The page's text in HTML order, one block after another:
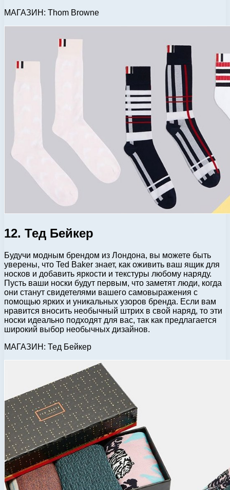
МАГАЗИН: Thom Browne
12. Тед Бейкер
Будучи модным брендом из Лондона, вы можете быть
уверены, что Ted Baker знает, как оживить ваш ящик для
носков и добавить яркости и текстуры любому наряду.
Пусть ваши носки будут первым, что заметят люди, когда
они станут свидетелями вашего самовыражения с
помощью ярких и уникальных узоров бренда. Если вам
нравится вносить необычный штрих в свой наряд, то эти
носки идеально подходят для вас, так как предлагается
широкий выбор необычных дизайнов.
МАГАЗИН: Тед Бейкер